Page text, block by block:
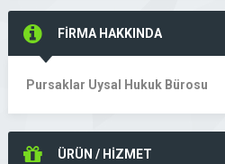
FİRMA HAKKINDA
Pursaklar Uysal Hukuk Bürosu
ÜRÜN / HİZMET